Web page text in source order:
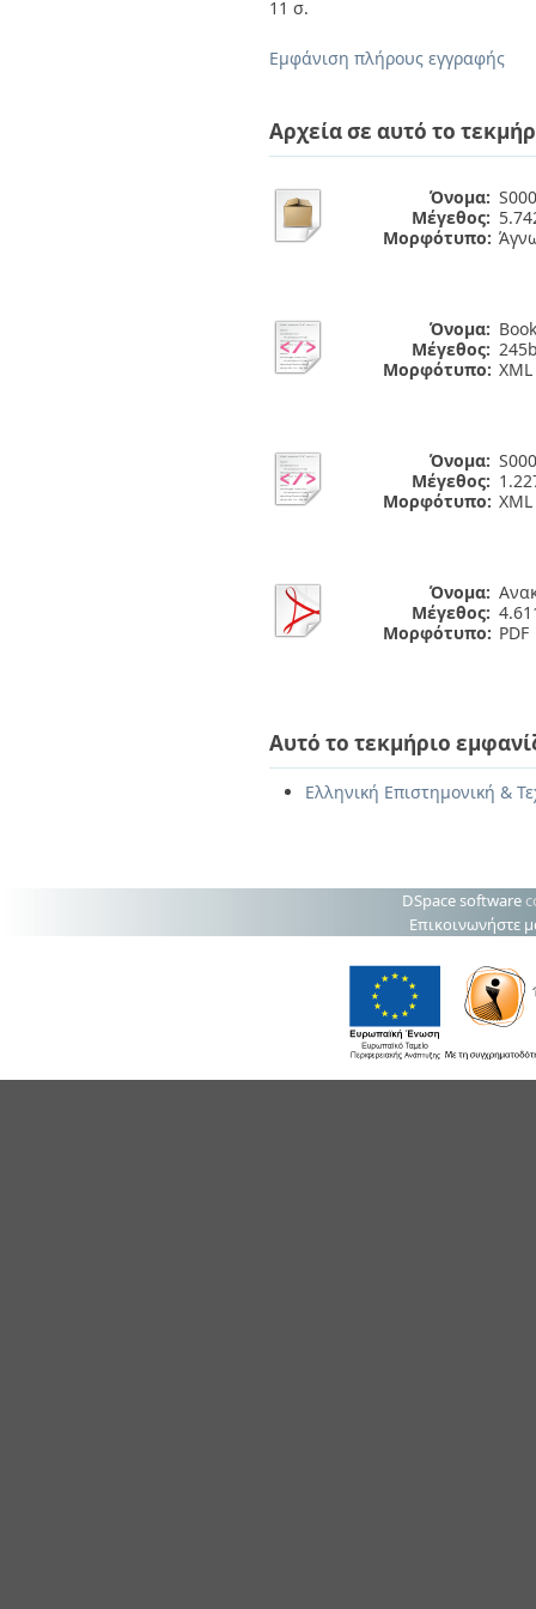
11 σ.
Εμφάνιση πλήρους εγγραφής
Αρχεία σε αυτό το
Όνομα:
Μέγεθος:
Μορφότυπο:
Όνομα:
Μέγεθος:
Μορφότυπο: XML
Όνομα:
Μέγεθος:
Μορφότυπο: XML
Όνομα:
Μέγεθος:
Μορφότυπο: PDF
Αυτό το τεκμήριο
Ελληνική Επιστημονική &
DSpace software
Επικοινωνήστε